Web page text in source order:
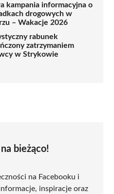
kampania informacyjna o
drogowych w
– Wakacje 2026
rabunek
zatrzymaniem
w Strykowie
bieżąco!
na Facebooku i
inspiracje oraz